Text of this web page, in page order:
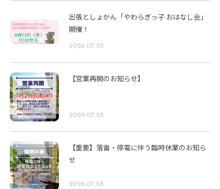
出張としょかん「やわらぎっ子 おはなし会」
開催！
2026.07.30
【営業再開のお知らせ】
2026.07.28
【重要】落雷・停電に伴う臨時休業のお知ら
せ
2026.07.28